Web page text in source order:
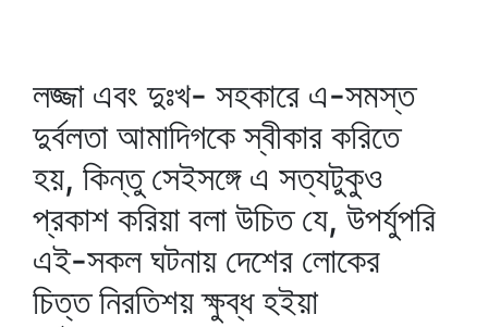
লজ্জা এবং দুঃখ- সহকারে এ-সমস্ত
দুর্বলতা আমাদিগকে স্বীকার করিতে
হয়, কিন্তু সেইসঙ্গে এ সত্যটুকুও
প্রকাশ করিয়া বলা উচিত যে, উপর্যুপরি
এই-সকল ঘটনায় দেশের লোকের
চিত্ত নিরতিশয় ক্ষুব্ধ হইয়া